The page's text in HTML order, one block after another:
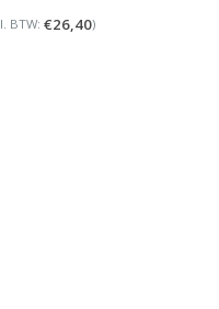
BTW: €26,40)